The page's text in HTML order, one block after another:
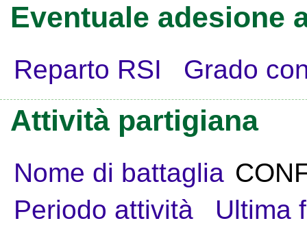
Eventuale adesione
Reparto RSI Grado
Attività partigiana
Nome di battaglia
Periodo attività
Ultima